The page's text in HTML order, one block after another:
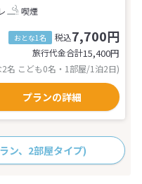
喫煙
おとな1名 税込7,700円
旅行代金合計15,400円
2名 こども0名・1部屋/1泊2日)
プランの詳細
ン、2部屋タイプ)